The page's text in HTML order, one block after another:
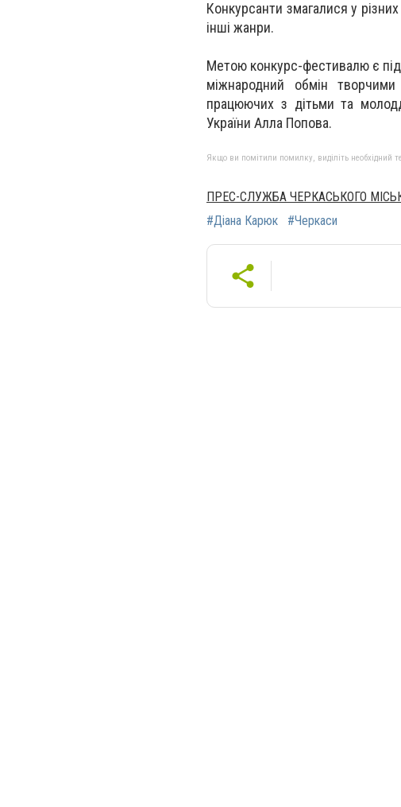
Конкурсанти змагалися у
інші жанри.
Метою конкурс-фестивалю є
міжнародний обмін творчими
працюючих з дітьми та
України Алла Попова.
Якщо ви помітили помилку, виділіть необхідний
ПРЕС-СЛУЖБА ЧЕРКАСЬКОГО
#Діана Карюк
#Черкаси